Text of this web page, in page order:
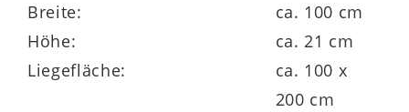
12 cm hoher 7-Zonen-
Tonnentaschenfederkern mit 440 Federn
Breite:
ca. 100 cm
Höhe:
ca. 21 cm
Liegefläche:
ca. 100 x
200 cm